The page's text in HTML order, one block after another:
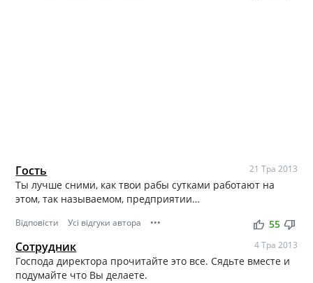
Гость 21 Тра 2013
Ты лучше сними, как твои рабы сутками работают на
этом, так называемом, предприятии…
Відповісти Усі відгуки автора ••• thumb_up thumb_down
55
Сотрудник 4 Тра 2013
Господа директора прочитайте это все. Сядьте вместе и
подумайте что Вы делаете.